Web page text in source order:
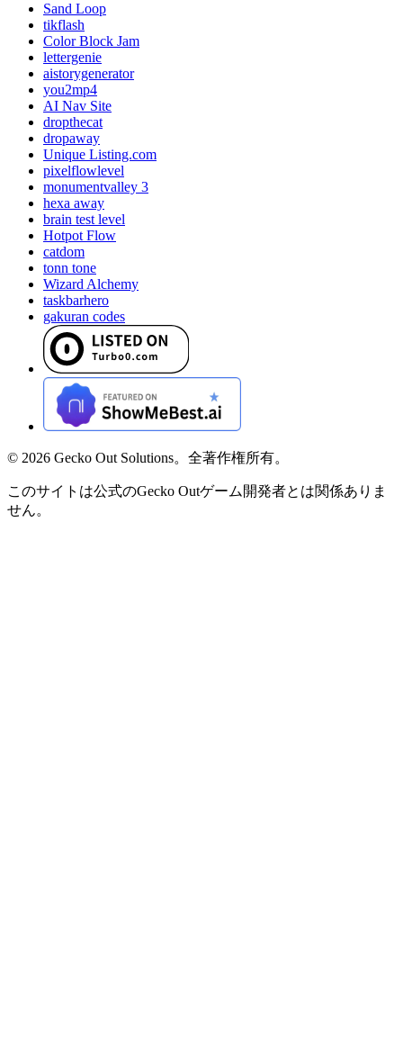
Sand Loop
tikflash
Color Block Jam
lettergenie
aistorygenerator
you2mp4
AI Nav Site
dropthecat
dropaway
Unique Listing.com
pixelflowlevel
monumentvalley 3
hexa away
brain test level
Hotpot Flow
catdom
tonn tone
Wizard Alchemy
taskbarhero
gakuran codes
© 2026 Gecko Out Solutions。全著作権所有。
このサイトは公式のGecko Outゲーム開発者とは関係ありま
せん。